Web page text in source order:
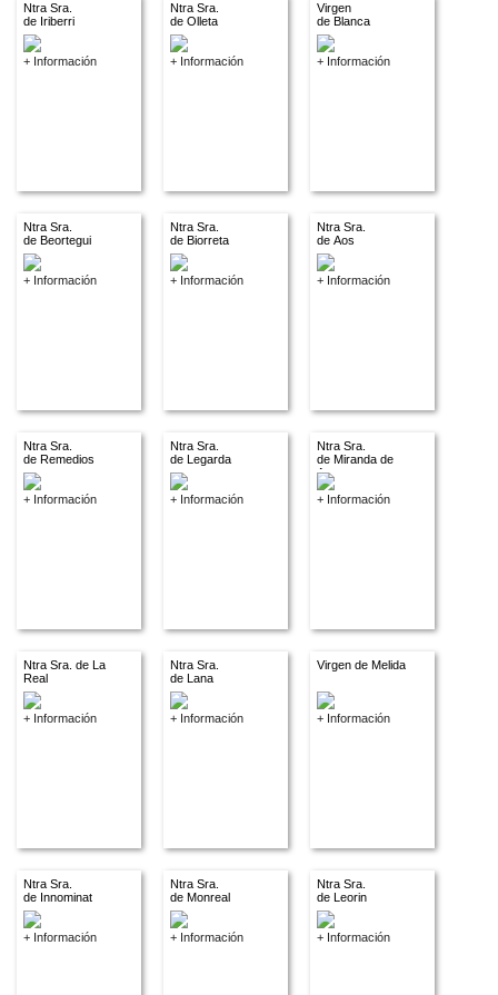
Ntra Sra.
de Iriberri
+ Información
Ntra Sra.
de Olleta
+ Información
Virgen
de Blanca
+ Información
Ntra Sra.
de Beortegui
+ Información
Ntra Sra.
de Biorreta
+ Información
Ntra Sra.
de Aos
+ Información
Ntra Sra.
de Remedios
+ Información
Ntra Sra.
de Legarda
+ Información
Ntra Sra.
de Miranda de
Arga
+ Información
Ntra Sra. de La
Real
+ Información
Ntra Sra.
de Lana
+ Información
Virgen de Melida
+ Información
Ntra Sra.
de Innominat
+ Información
Ntra Sra.
de Monreal
+ Información
Ntra Sra.
de Leorin
+ Información